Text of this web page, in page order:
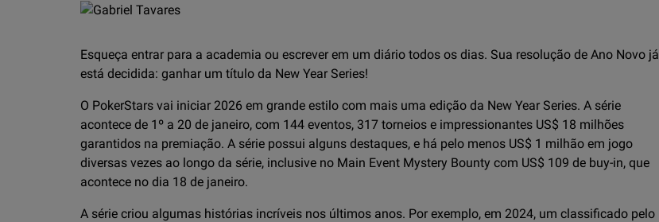
Esqueça entrar para a academia ou escrever em um diário todos os dias. Sua resolução de Ano Novo já
está decidida: ganhar um título da New Year Series!
O PokerStars vai iniciar 2026 em grande estilo com mais uma edição da New Year Series. A série
acontece de 1º a 20 de janeiro, com 144 eventos, 317 torneios e impressionantes US$ 18 milhões
garantidos na premiação. A série possui alguns destaques, e há pelo menos US$ 1 milhão em jogo
diversas vezes ao longo da série, inclusive no Main Event Mystery Bounty com US$ 109 de buy-in, que
acontece no dia 18 de janeiro.
A série criou algumas histórias incríveis nos últimos anos. Por exemplo, em 2024, um classificado pelo